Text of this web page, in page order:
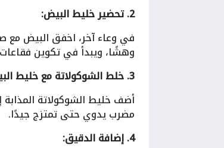
2. تحضير خليط البيض:
في وعاء آخر، اخفق البيض مع
وهشًا، ويبدأ في تكوين
3. خلط الشوكولاتة مع خليط البيض:
أضف خليط الشوكولاتة
مضرب يدوي حتى تمتزج جيدًا.
4. إضافة الدقيق: